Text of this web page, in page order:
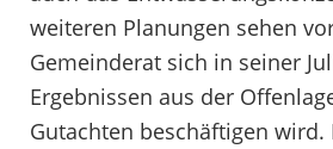
weiteren Planungen sehen
Gemeinderat sich in seiner
Ergebnissen aus der
Gutachten beschäftigen wird.